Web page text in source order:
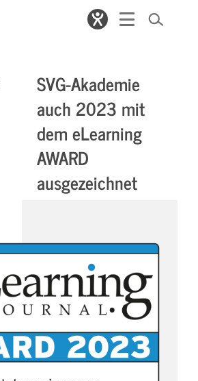
SVG-Akademie
auch 2023 mit
dem eLearning
AWARD
ausgezeichnet